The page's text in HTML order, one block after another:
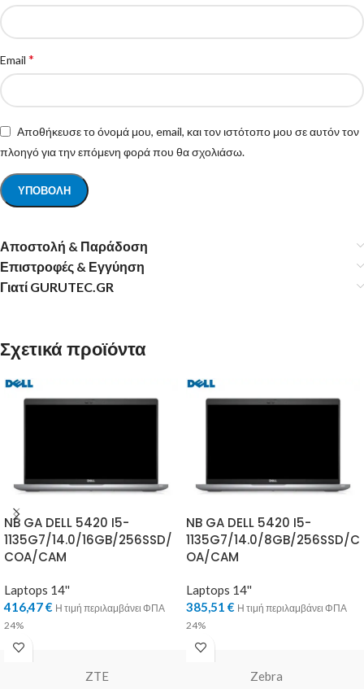
Email *
Αποθήκευσε το όνομά μου, email, και τον ιστότοπο μου σε αυτόν τον
πλοηγό για την επόμενη φορά που θα σχολιάσω.
Αποστολή & Παράδοση
Επιστροφές & Εγγύηση
Γιατί GURUTEC.GR
Σχετικά προϊόντα
NB GA DELL 5420 I5-
1135G7/14.0/16GB/256SSD/
COA/CAM
Laptops 14''
416,47€ Η τιμή περιλαμβάνει ΦΠΑ
24%
NB GA DELL 5420 I5-
1135G7/14.0/8GB/256SSD/C
OA/CAM
Laptops 14''
385,51 € Η τιμή περιλαμβάνει ΦΠΑ
24%
ZTE Zebra